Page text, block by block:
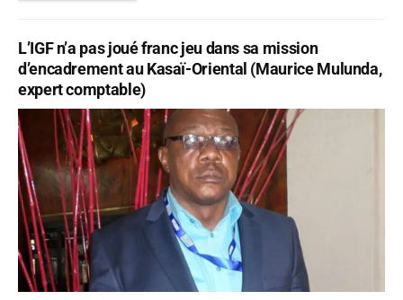
L’IGF n’a pas joué franc jeu dans sa mission
d’encadrement au Kasaï-Oriental (Maurice Mulunda,
expert comptable)